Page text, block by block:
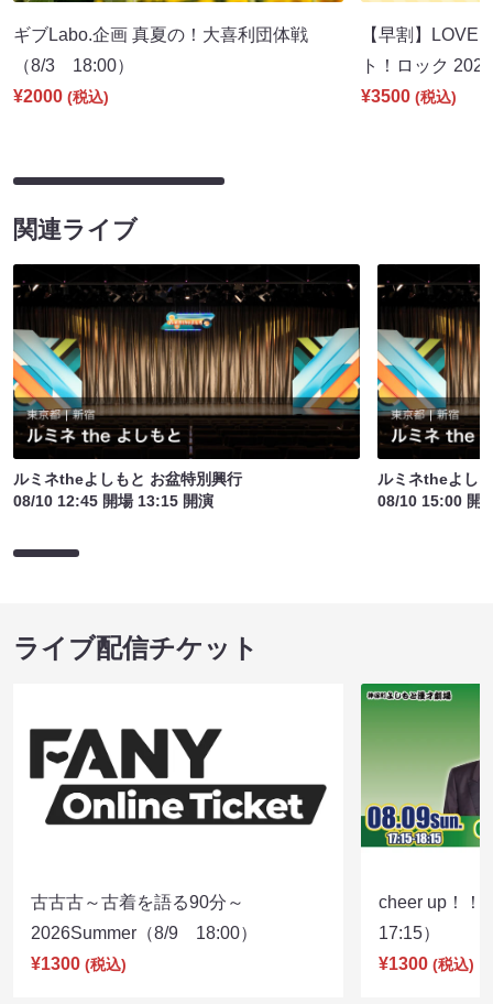
ギブLabo.企画 真夏の！大喜利団体戦
（8/3 18:00）
¥2000 (税込)
【早割】LOVE
ト！ロック
¥3500 (税込)
関連ライブ
ルミネtheよしもと お盆特別興行
08/10 12:45 開場 13:15 開演
ルミネtheよし
08/10 15:00 開
ライブ配信チケット
古古古～古着を語る90分～
2026Summer（8/9 18:00）
¥1300 (税込)
cheer up！
17:15）
¥1300 (税込)